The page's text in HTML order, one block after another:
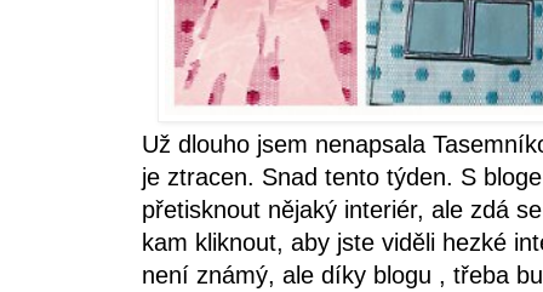
Už dlouho jsem nenapsala
je ztracen. Snad tento týden. S
přetisknout nějaký interiér, ale zdá
kam kliknout, aby jste viděli hezké
není známý, ale díky blogu , třeba